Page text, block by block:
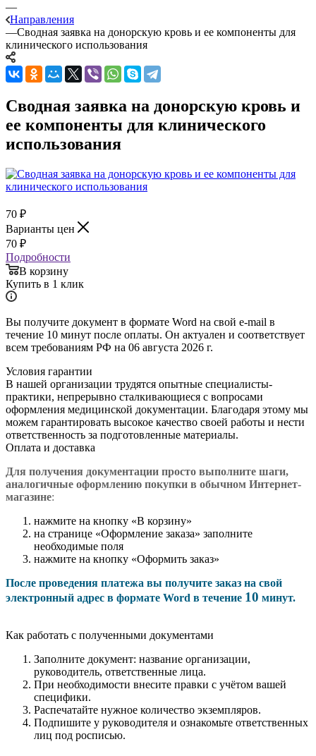
—
Направления
—Сводная заявка на донорскую кровь и ее компоненты для
клинического использования
Сводная заявка на донорскую кровь и
ее компоненты для клинического
использования
70 ₽
Варианты цен
70 ₽
Подробности
В корзину
Купить в 1 клик
Вы получите документ в формате Word на свой e-mail в
течение 10 минут после оплаты. Он актуален и соответствует
всем требованиям РФ на 06 августа 2026 г.
Условия гарантии
В нашей организации трудятся опытные специалисты-
практики, непрерывно сталкивающиеся с вопросами
оформления медицинской документации. Благодаря этому мы
можем гарантировать высокое качество своей работы и нести
ответственность за подготовленные материалы.
Оплата и доставка
Для получения документации просто выполните шаги,
аналогичные оформлению покупки в обычном Интернет-
магазине:
нажмите на кнопку «В корзину»
на странице «Оформление заказа» заполните
необходимые поля
нажмите на кнопку «Оформить заказ»
После проведения платежа вы получите заказ на свой
электронный адрес в формате Word в течение 10 минут.
Как работать с полученными документами
Заполните документ: название организации,
руководитель, ответственные лица.
При необходимости внесите правки с учётом вашей
специфики.
Распечатайте нужное количество экземпляров.
Подпишите у руководителя и ознакомьте ответственных
лиц под росписью.